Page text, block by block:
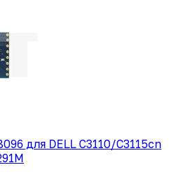
для DELL C3110/C3115cn